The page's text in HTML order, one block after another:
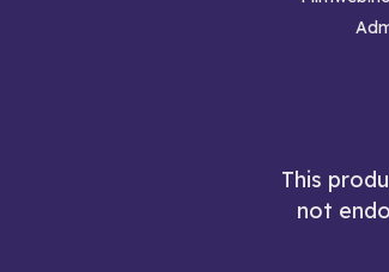
This
not